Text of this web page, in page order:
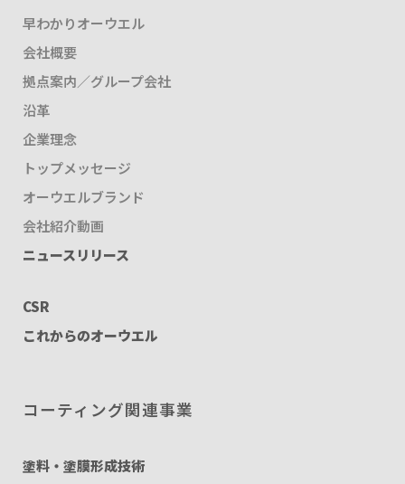
早わかりオーウエル
会社概要
拠点案内／グループ会社
沿革
企業理念
トップメッセージ
オーウエルブランド
会社紹介動画
ニュースリリース
CSR
これからのオーウエル
コーティング関連事業
塗料・塗膜形成技術